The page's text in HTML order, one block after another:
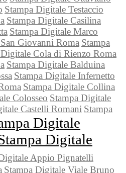
Stampa Digitale Testaccio
Stampa Digitale Casilina
Stampa Digitale Marco
Giovanni Roma Stampa
Cola di Rienzo Roma
Stampa Digitale Balduina
Stampa Digitale Infernetto
Stampa Digitale Collina
Colosseo Stampa Digitale
Castelli Romani Stampa
Digitale
Digitale
Appio Pignatelli
Stampa Digitale Viale Bruno